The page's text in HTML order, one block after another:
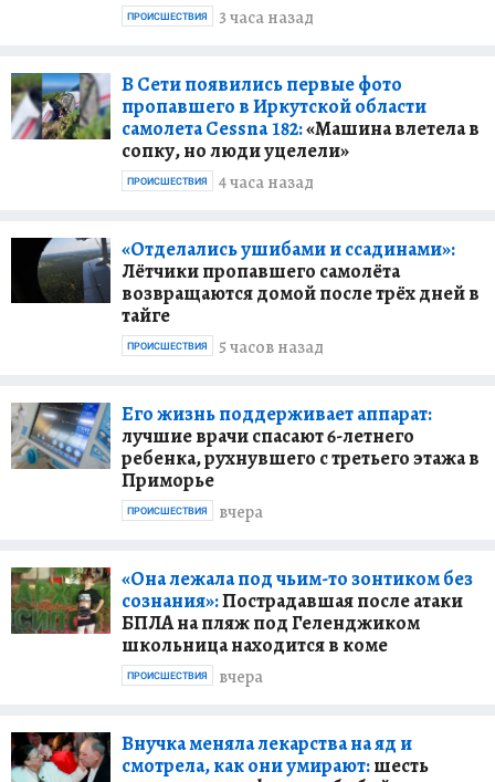
3 часа назад
ПРОИСШЕСТВИЯ
В Сети появились первые фото
пропавшего в Иркутской области
самолета Cessna 182:«Машина влетела в
сопку, но люди уцелели»
4 часа назад
ПРОИСШЕСТВИЯ
«Отделались ушибами и ссадинами»:
Лётчики пропавшего самолёта
возвращаются домой после трёх дней в
тайге
5 часов назад
ПРОИСШЕСТВИЯ
Его жизнь поддерживает аппарат:
лучшие врачи спасают 6-летнего
ребенка, рухнувшего с третьего этажа в
Приморье
вчера
ПРОИСШЕСТВИЯ
«Она лежала под чьим-то зонтиком без
сознания»:Пострадавшая после атаки
БПЛА на пляж под Геленджиком
школьница находится в коме
вчера
ПРОИСШЕСТВИЯ
Внучка меняла лекарства на яд и
смотрела, как они умирают:шесть